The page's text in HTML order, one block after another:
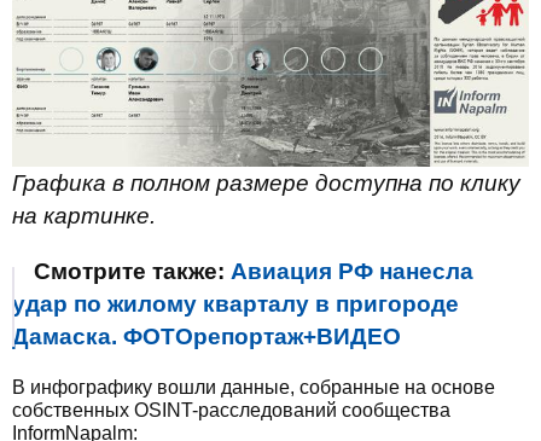
Графика в полном размере доступна по клику
на картинке.
Смотрите также: Авиация РФ нанесла
удар по жилому кварталу в пригороде
Дамаска. ФОТОрепортаж+ВИДЕО
В инфографику вошли данные, собранные на основе
собственных OSINT-расследований сообщества
InformNapalm: